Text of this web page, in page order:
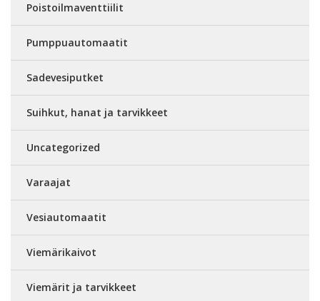
Poistoilmaventtiilit
Pumppuautomaatit
Sadevesiputket
Suihkut, hanat ja tarvikkeet
Uncategorized
Varaajat
Vesiautomaatit
Viemärikaivot
Viemärit ja tarvikkeet